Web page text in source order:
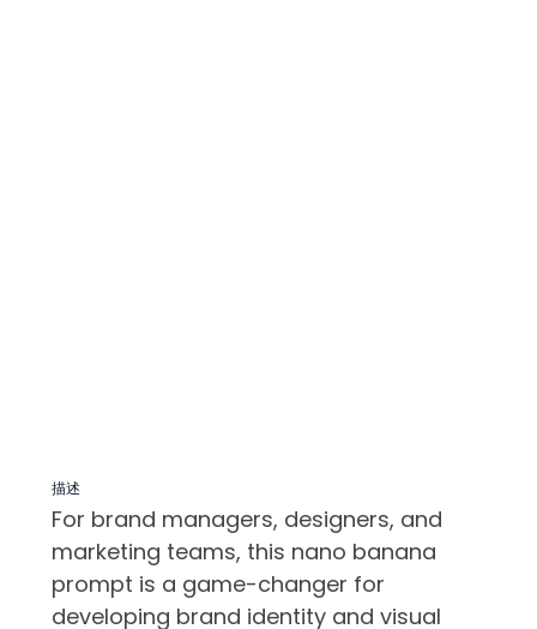
描述
For brand managers, designers, and
marketing teams, this nano banana
prompt is a game-changer for
developing brand identity and visual